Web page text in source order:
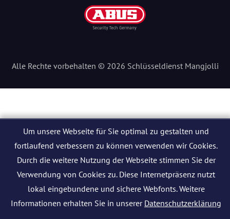
Alle Rechte vorbehalten © 2026 Schlüsseldienst Mangjolli
Um unsere Webseite für Sie optimal zu gestalten und
fortlaufend verbessern zu können verwenden wir Cookies.
Durch die weitere Nutzung der Webseite stimmen Sie der
Verwendung von Cookies zu. Diese Internetpräsenz nutzt
lokal eingebundene und sichere Webfonts. Weitere
Informationen erhalten Sie in unserer Datenschutzerklärung